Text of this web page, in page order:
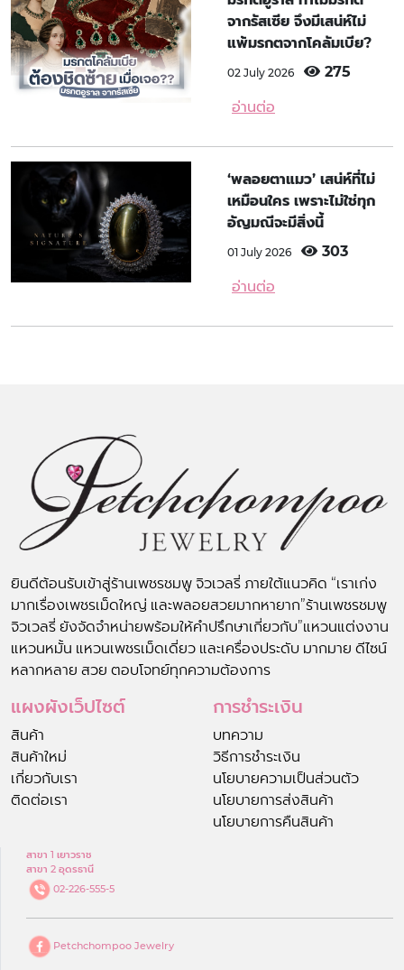
จากรัสเซีย จึงมีเสน่ห์ไม่
แพ้มรกตจากโคลัมเบีย?
02 July 2026 275
อ่านต่อ
‘พลอยตาแมว’ เสน่ห์ที่ไม่
เหมือนใคร เพราะไม่ใช่ทุก
อัญมณีจะมีสิ่งนี้
01 July 2026 303
อ่านต่อ
ยินดีต้อนรับเข้าสู่ร้านเพชรชมพู จิวเวลรี่ ภายใต้แนวคิด “เราเก่ง
มากเรื่องเพชรเม็ดใหญ่ และพลอยสวยมากหายาก”ร้านเพชรชมพู
จิวเวลรี่ ยังจัดจำหน่ายพร้อมให้คำปรึกษาเกี่ยวกับ”แหวนแต่งงาน
แหวนหมั้น แหวนเพชรเม็ดเดี่ยว และเครื่องประดับ มากมาย ดีไซน์
หลากหลาย สวย ตอบโจทย์ทุกความต้องการ
แผงผังเว็ปไซต์
สินค้า
สินค้าใหม่
เกี่ยวกับเรา
ติดต่อเรา
การชำระเงิน
บทความ
วิธีการชำระเงิน
นโยบายความเป็นส่วนตัว
นโยบายการส่งสินค้า
นโยบายการคืนสินค้า
สาขา 1 เยาวราช
สาขา 2 อุดรธานี
02-226-555-5
Petchchompoo Jewelry